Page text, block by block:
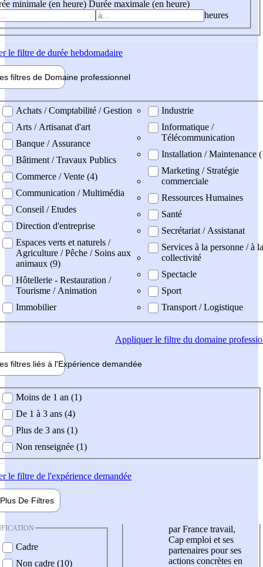
minimale (en heure) Durée maximale (en heure)
heures
le filtre de durée hebdomadaire
filtres de Domaine professionnel
professionel
Achats / Comptabilité / Gestion
Arts / Artisanat d'art
Banque / Assurance
Bâtiment / Travaux Publics
Commerce / Vente (4)
Communication / Multimédia
Conseil / Etudes
Direction d'entreprise
Espaces verts et naturels /
Agriculture / Pêche / Soins aux
animaux (9)
Hôtellerie - Restauration /
Tourisme / Animation
Immobilier
Industrie
Informatique /
Télécommunication
Installation / Maintenance
Marketing / Stratégie
commerciale
Ressources Humaines
Santé
Secrétariat / Assistanat
Services à la personne / à la
collectivité
Spectacle
Sport
Transport / Logistique
Appliquerle filtre du domaine
filtres liés à l'Expérience demandée
demandée
Moins de 1 an (1)
De 1 à 3 ans (4)
Plus de 3 ans (1)
Non renseignée (1)
le filtre de l'expérience demandée
Plus De Filtres
Cadre
Non cadre (10)
par France travail,
Cap emploi et ses
partenaires pour ses
actions concrètes en